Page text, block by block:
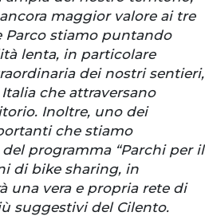
maggior valore ai tre
Parco stiamo puntando
lenta, in particolare
dei nostri sentieri,
che attraversano
Inoltre, uno dei
che stiamo
programma “Parchi per il
di bike sharing, in
una vera e propria rete di
suggestivi del Cilento.